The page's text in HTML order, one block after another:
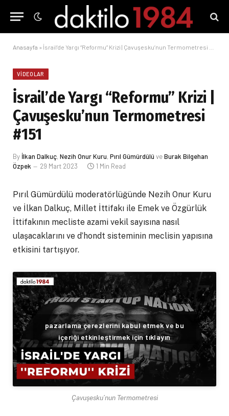
Anasayfa » İsrail’de Yargı “Reformu” Krizi | Çavuşesku’nun Termometresi #151
VIDEOLAR
İsrail’de Yargı “Reformu” Krizi |
Çavuşesku’nun Termometresi
#151
By İlkan Dalkuç, Nezih Onur Kuru, Pırıl Gümürdülü veBurak Bilgehan
Özpek
29 Mart 2023 1 Min Read
Pırıl Gümürdülü moderatörlüğünde Nezih Onur Kuru
ve İlkan Dalkuç, Millet İttifakı ile Emek ve Özgürlük
İttifakının mecliste azami vekil sayısına nasıl
ulaşacaklarını ve d’hondt sisteminin meclisin yapısına
etkisini tartışıyor.
pazarlama çerezlerini kabul etmek ve bu
içeriği etkinleştirmek için tıklayın
Çavuşesku’nun Termometresi